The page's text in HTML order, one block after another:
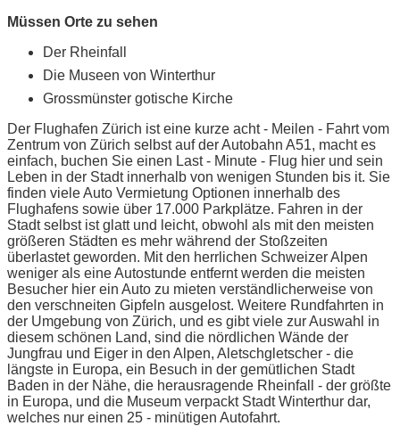
Müssen Orte zu sehen
Der Rheinfall
Die Museen von Winterthur
Grossmünster gotische Kirche
Der Flughafen Zürich ist eine kurze acht - Meilen - Fahrt vom
Zentrum von Zürich selbst auf der Autobahn A51, macht es
einfach, buchen Sie einen Last - Minute - Flug hier und sein
Leben in der Stadt innerhalb von wenigen Stunden bis it. Sie
finden viele Auto Vermietung Optionen innerhalb des
Flughafens sowie über 17.000 Parkplätze. Fahren in der
Stadt selbst ist glatt und leicht, obwohl als mit den meisten
größeren Städten es mehr während der Stoßzeiten
überlastet geworden. Mit den herrlichen Schweizer Alpen
weniger als eine Autostunde entfernt werden die meisten
Besucher hier ein Auto zu mieten verständlicherweise von
den verschneiten Gipfeln ausgelost. Weitere Rundfahrten in
der Umgebung von Zürich, und es gibt viele zur Auswahl in
diesem schönen Land, sind die nördlichen Wände der
Jungfrau und Eiger in den Alpen, Aletschgletscher - die
längste in Europa, ein Besuch in der gemütlichen Stadt
Baden in der Nähe, die herausragende Rheinfall - der größte
in Europa, und die Museum verpackt Stadt Winterthur dar,
welches nur einen 25 - minütigen Autofahrt.